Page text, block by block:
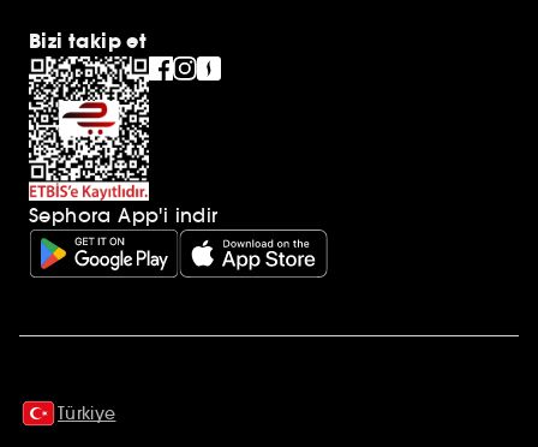
Bizi takip et
Sephora App'i indir
Türkiye